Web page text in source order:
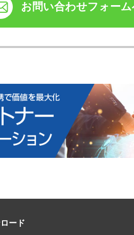
お問い合わせフォー
ード